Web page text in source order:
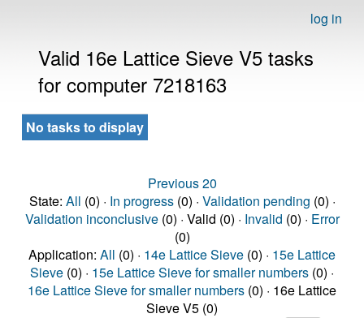
log in
Valid 16e Lattice Sieve V5 tasks
for computer 7218163
No tasks to display
Previous 20
State: All (0) · In progress(0) · Validation pending (0) ·
Validation inconclusive(0) · Valid (0) · Invalid (0) · Error
(0)
Application: All (0) · 14e Lattice Sieve (0) · 15e Lattice
Sieve (0) · 15e Lattice Sieve for smaller numbers (0) ·
16e Lattice Sieve for smaller numbers (0) · 16e Lattice
Sieve V5 (0)